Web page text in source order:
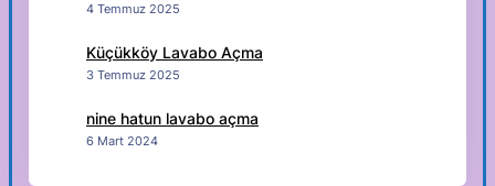
4 Temmuz 2025
Küçükköy Lavabo Açma
3 Temmuz 2025
nine hatun lavabo açma
6 Mart 2024